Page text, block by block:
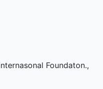
Foundaton.,